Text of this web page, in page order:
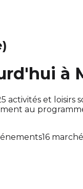
à
activités et
au
16